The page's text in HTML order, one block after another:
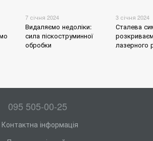
7 січня 2024
Видаляємо недоліки:
сила піскоструминної
обробки
3 січня 2024
Сталева
лазерного
095 505-00-25
Контактна інформація